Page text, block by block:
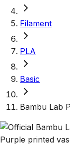
Filament
PLA
Basic
Bambu Lab